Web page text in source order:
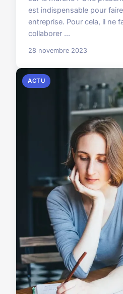
est indispensable pour
entreprise. Pour cela, il ne
collaborer ...
28 novembre 2023
ACTU